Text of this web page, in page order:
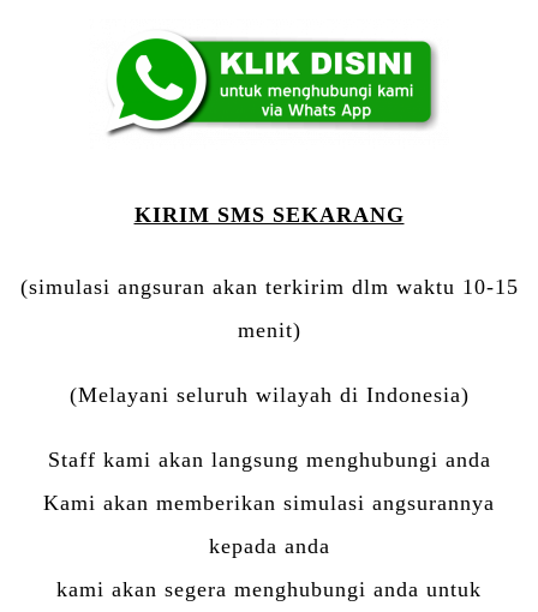
KIRIM SMS SEKARANG
(simulasi angsuran akan terkirim dlm waktu 10-15
menit)
(Melayani seluruh wilayah di Indonesia)
Staff kami akan langsung menghubungi anda
Kami akan memberikan simulasi angsurannya
kepada anda
kami akan segera menghubungi anda untuk